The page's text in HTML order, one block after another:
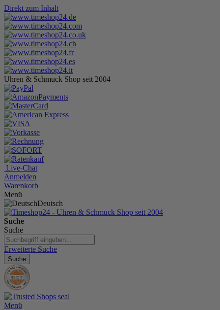
Direkt zum Inhalt
Uhren & Schmuck Shop seit 2004
Live-Chat
Anmelden
Warenkorb
Menü
Deutsch
Suche
Suche
Erweiterte Suche
Suche
Menü